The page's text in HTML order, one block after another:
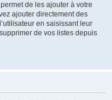
de les ajouter à votre
ajouter directement des
en saisissant leur
de vos listes depuis